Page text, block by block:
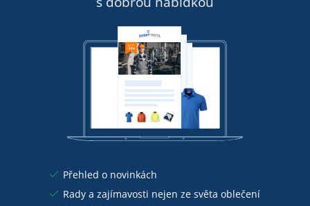
Přehled o novinkách
Rady a zajímavosti nejen ze světa oblečení